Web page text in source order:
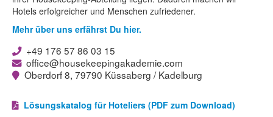
Hotels erfolgreicher und Menschen zufriedener.
Mehr über uns erfährst Du hier.
+49 176 57 86 03 15
office@housekeepingakademie.com
Oberdorf 8, 79790 Küssaberg / Kadelburg
Lösungskatalog für Hoteliers (PDF zum Download)